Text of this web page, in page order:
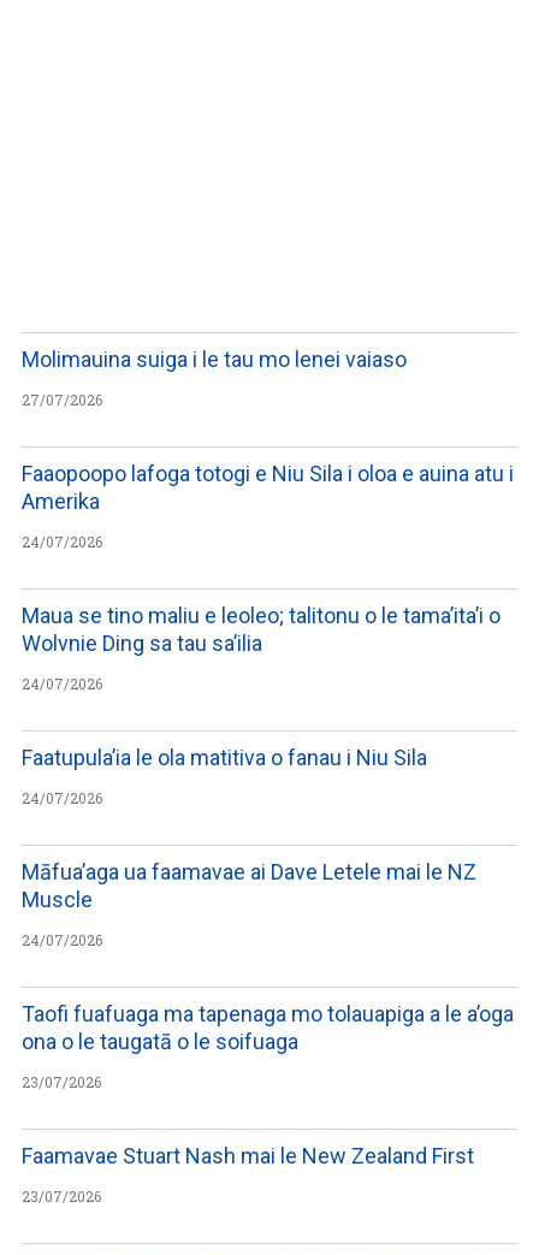
Molimauina suiga i le tau mo lenei vaiaso
27/07/2026
Faaopoopo lafoga totogi e Niu Sila i oloa e auina atu i
Amerika
24/07/2026
Maua se tino maliu e leoleo; talitonu o le tama’ita’i o
Wolvnie Ding sa tau sa’ilia
24/07/2026
Faatupula’ia le ola matitiva o fanau i Niu Sila
24/07/2026
Māfua’aga ua faamavae ai Dave Letele mai le NZ
Muscle
24/07/2026
Taofi fuafuaga ma tapenaga mo tolauapiga a le a’oga
ona o le taugatā o le soifuaga
23/07/2026
Faamavae Stuart Nash mai le New Zealand First
23/07/2026